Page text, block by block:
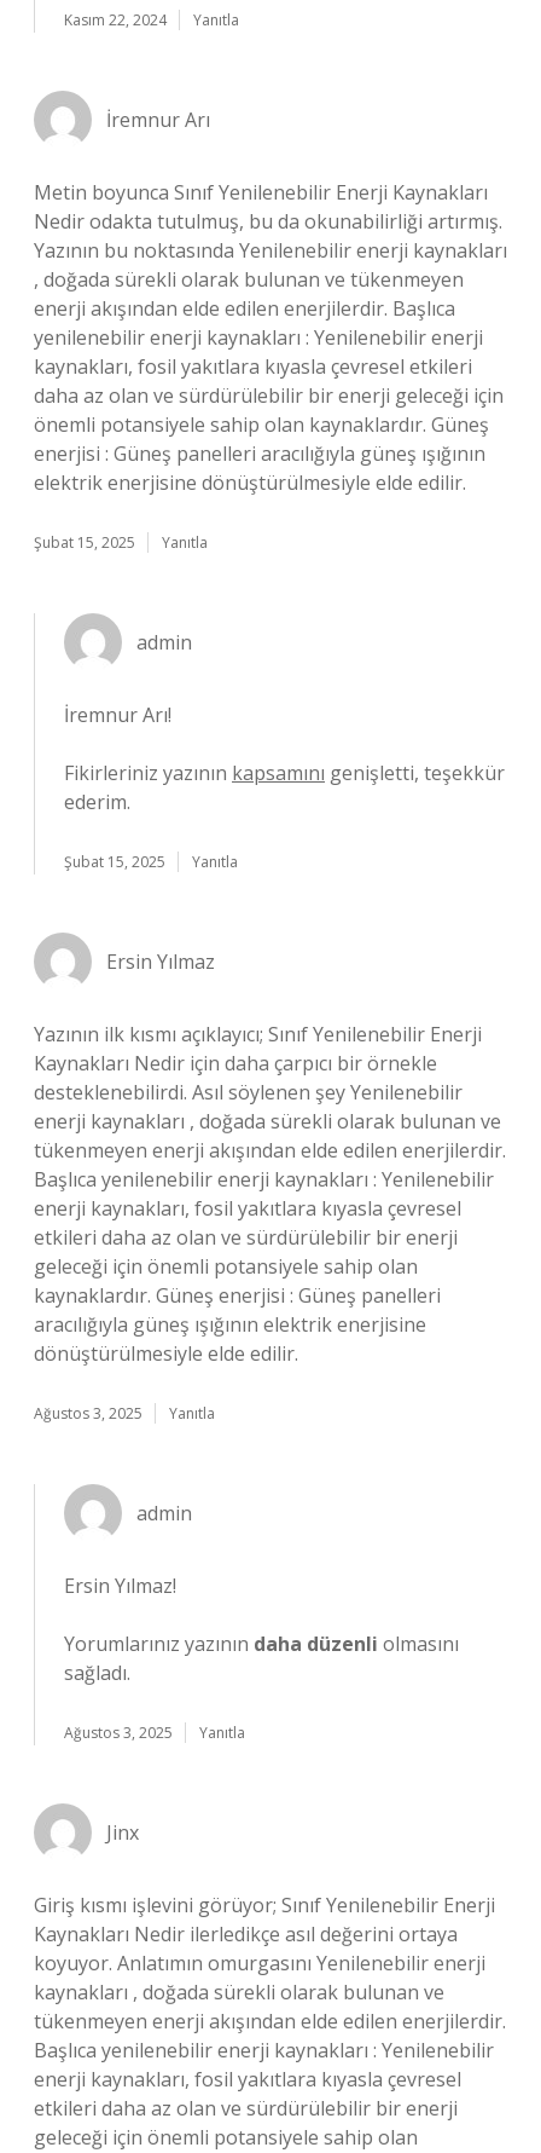
Kasım 22, 2024 Yanıtla
İremnur Arı
Metin boyunca Sınıf Yenilenebilir Enerji Kaynakları
Nedir odakta tutulmuş, bu da okunabilirliği artırmış.
Yazının bu noktasında Yenilenebilir enerji kaynakları
, doğada sürekli olarak bulunan ve tükenmeyen
enerji akışından elde edilen enerjilerdir. Başlıca
yenilenebilir enerji kaynakları : Yenilenebilir enerji
kaynakları, fosil yakıtlara kıyasla çevresel etkileri
daha az olan ve sürdürülebilir bir enerji geleceği için
önemli potansiyele sahip olan kaynaklardır. Güneş
enerjisi : Güneş panelleri aracılığıyla güneş ışığının
elektrik enerjisine dönüştürülmesiyle elde edilir.
Şubat 15, 2025 Yanıtla
admin
İremnur Arı!
Fikirleriniz yazının kapsamını genişletti, teşekkür
ederim.
Şubat 15, 2025 Yanıtla
Ersin Yılmaz
Yazının ilk kısmı açıklayıcı; Sınıf Yenilenebilir Enerji
Kaynakları Nedir için daha çarpıcı bir örnekle
desteklenebilirdi. Asıl söylenen şey Yenilenebilir
enerji kaynakları , doğada sürekli olarak bulunan ve
tükenmeyen enerji akışından elde edilen enerjilerdir.
Başlıca yenilenebilir enerji kaynakları : Yenilenebilir
enerji kaynakları, fosil yakıtlara kıyasla çevresel
etkileri daha az olan ve sürdürülebilir bir enerji
geleceği için önemli potansiyele sahip olan
kaynaklardır. Güneş enerjisi : Güneş panelleri
aracılığıyla güneş ışığının elektrik enerjisine
dönüştürülmesiyle elde edilir.
Ağustos 3, 2025 Yanıtla
admin
Ersin Yılmaz!
Yorumlarınız yazının daha düzenli olmasını
sağladı.
Ağustos 3, 2025 Yanıtla
Jinx
Giriş kısmı işlevini görüyor; Sınıf Yenilenebilir Enerji
Kaynakları Nedir ilerledikçe asıl değerini ortaya
koyuyor. Anlatımın omurgasını Yenilenebilir enerji
kaynakları , doğada sürekli olarak bulunan ve
tükenmeyen enerji akışından elde edilen enerjilerdir.
Başlıca yenilenebilir enerji kaynakları : Yenilenebilir
enerji kaynakları, fosil yakıtlara kıyasla çevresel
etkileri daha az olan ve sürdürülebilir bir enerji
geleceği için önemli potansiyele sahip olan